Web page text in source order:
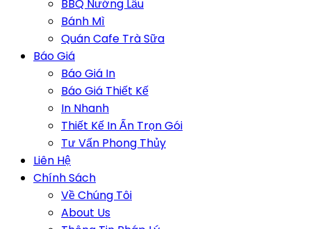
BBQ Nướng Lẩu
Bánh Mì
Quán Cafe Trà Sữa
Báo Giá
Báo Giá In
Báo Giá Thiết Kế
In Nhanh
Thiết Kế In Ấn Trọn Gói
Tư Vấn Phong Thủy
Liên Hệ
Chính Sách
Về Chúng Tôi
About Us